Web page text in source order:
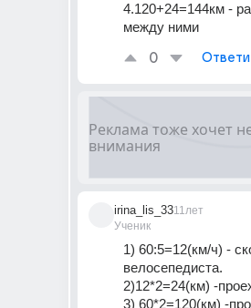
4.120+24=144км -
между ними
0
irina_lis_33
Ученик
11лет
1) 60:5=12(км/ч) -
велосепедиста.
2)12*2=24(км) -
3) 60*2=120(км) -